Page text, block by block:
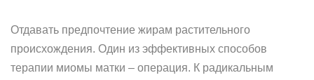
Отдавать предпочтение жирам растительного
происхождения. Один из эффективных способов
терапии миомы матки – операция. К радикальным